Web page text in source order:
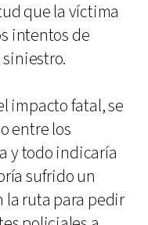
que la víctima
intentos de
impacto fatal, se
entre los
y todo indicaría
sufrido un
la ruta para pedir